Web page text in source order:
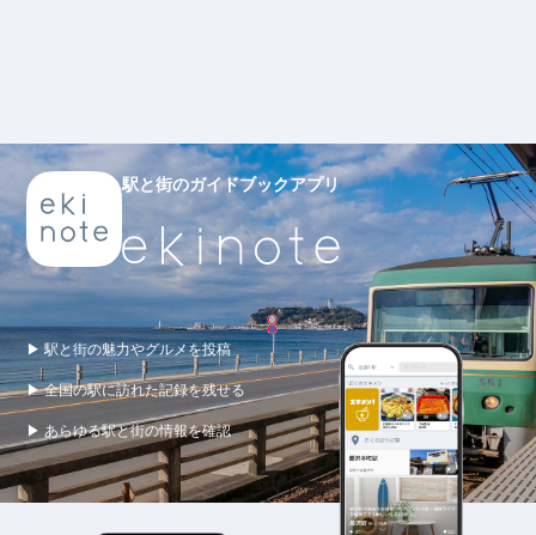
駅と街のガイドブックアプリ
▶ 駅と街の魅力やグルメを投稿
▶ 全国の駅に訪れた記録を残せる
▶ あらゆる駅と街の情報を確認